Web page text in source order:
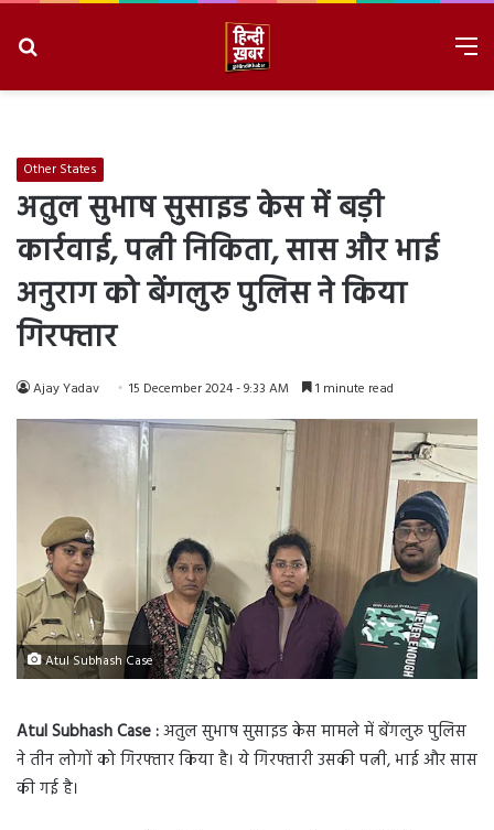
Other States
अतुल सुभाष सुसाइड केस में बड़ी
कार्रवाई, पत्नी निकिता, सास और भाई
अनुराग को बेंगलुरु पुलिस ने किया
गिरफ्तार
Ajay Yadav 15 December 2024 - 9:33 AM 1 minute read
Atul Subhash Case
Atul Subhash Case :अतुल सुभाष सुसाइड केस मामले में बेंगलुरु पुलिस
ने तीन लोगों को गिरफ्तार किया है। ये गिरफ्तारी उसकी पत्नी, भाई और सास
की गई है।